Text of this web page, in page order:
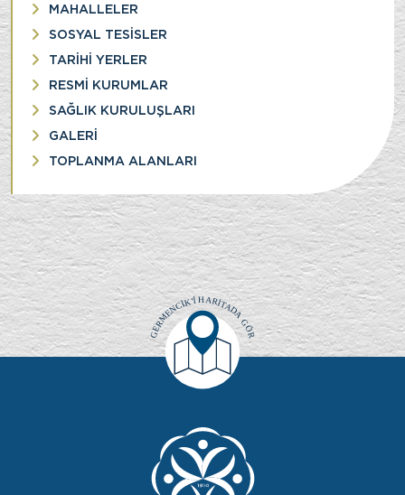
MAHALLELER
SOSYAL TESİSLER
TARİHİ YERLER
RESMİ KURUMLAR
SAĞLIK KURULUŞLARI
GALERİ
TOPLANMA ALANLARI